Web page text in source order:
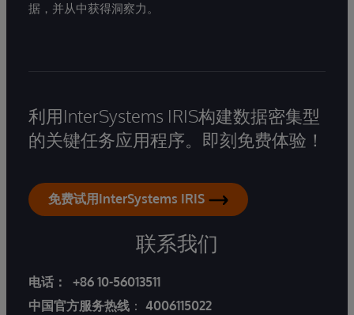
据，并从中获得洞察力。
利用InterSystems IRIS构建数据密集型
的关键任务应用程序。即刻免费体验！
免费试用InterSystems IRIS
联系我们
电话：
+86 10-56013511
中国官方服务热线 ： 4006115022